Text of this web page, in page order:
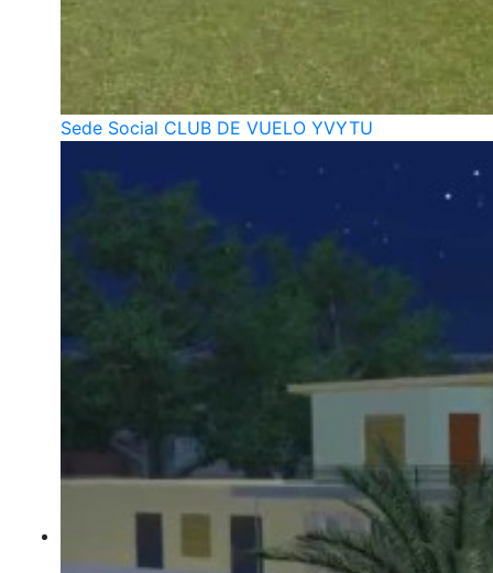
Sede Social CLUB DE VUELO YVYTU